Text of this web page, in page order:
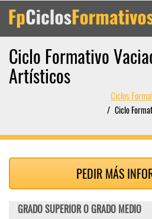
Ciclo Formativo
Artísticos
Ciclos
Ciclo
PEDIR MÁS
GRADO SUPERIOR O GRADO MEDIO